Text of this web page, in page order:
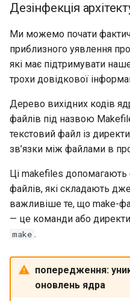
Дезінфекція
Ми можемо почати
приблизного уявлення
які має підтримувати
трохи довідкової
Дерево вихідних кодів
файлів під назвою
текстовий файл із
зв’язки між файлами в
Ці makefiles допомагають
файлів, які складають
важливіше те, що make-
— це команди або
make .
попередження:
оновлень ядра